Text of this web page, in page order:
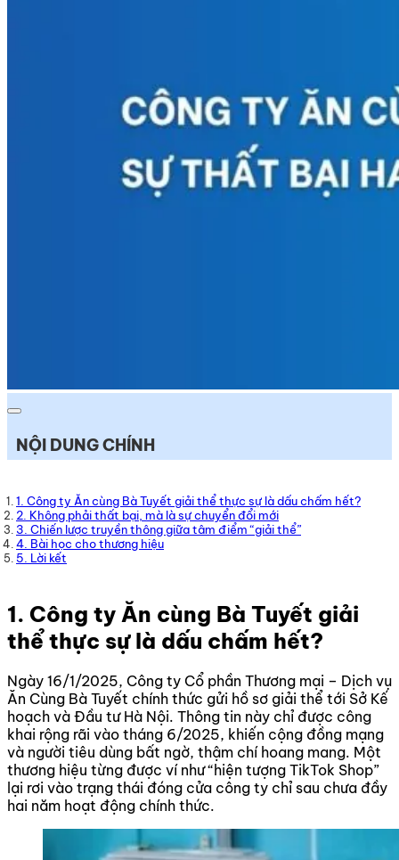
NỘI DUNG CHÍNH
1. Công ty Ăn cùng Bà Tuyết giải thể thực sự là dấu chấm hết?
2. Không phải thất bại, mà là sự chuyển đổi mới
3. Chiến lược truyền thông giữa tâm điểm “giải thể”
4. Bài học cho thương hiệu
5. Lời kết
1. Công ty Ăn cùng Bà Tuyết giải
thể thực sự là dấu chấm hết?
Ngày 16/1/2025, Công ty Cổ phần Thương mại – Dịch vụ
Ăn Cùng Bà Tuyết chính thức gửi hồ sơ giải thể tới Sở Kế
hoạch và Đầu tư Hà Nội. Thông tin này chỉ được công
khai rộng rãi vào tháng 6/2025, khiến cộng đồng mạng
và người tiêu dùng bất ngờ, thậm chí hoang mang. Một
thương hiệu từng được ví như “hiện tượng TikTok Shop”
lại rơi vào trạng thái đóng cửa công ty chỉ sau chưa đầy
hai năm hoạt động chính thức.